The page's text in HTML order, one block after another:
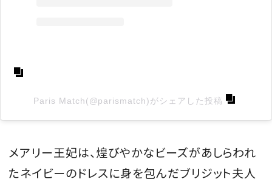
Paris Match(@parismatch)がシェアした投稿
メアリー王妃は、煌びやかなビーズがあしらわれ
たネイビーのドレスに身を包んだブリジット夫人